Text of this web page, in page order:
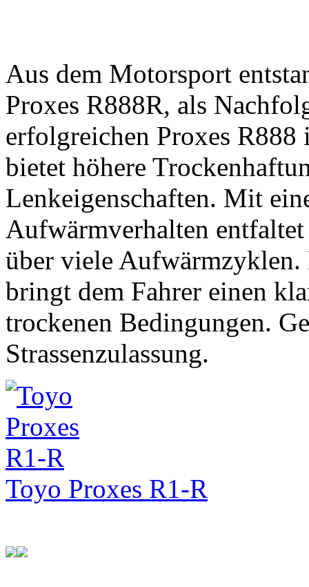
Aus dem Motorsport
Proxes R888R, als
erfolgreichen Proxes
bietet höhere
Lenkeigenschaften. Mit
Aufwärmverhalten
über viele Aufwärmzyklen.
bringt dem Fahrer einen
trockenen Bedingungen.
Strassenzulassung.
Toyo Proxes R1-R